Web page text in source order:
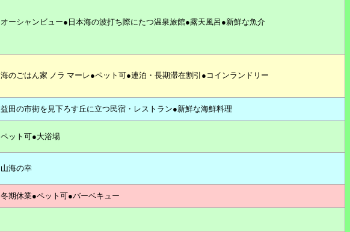
オーシャンビュー●日本海の波打ち際にたつ温泉旅館●露天風呂●新鮮な魚介
海のごはん家 ノラ マーレ●ペット可●連泊・長期滞在割引●コインランドリー
益田の市街を見下ろす丘に立つ民宿・レストラン●新鮮な海鮮料理
ペット可●大浴場
山海の幸
冬期休業●ペット可●バーベキュー